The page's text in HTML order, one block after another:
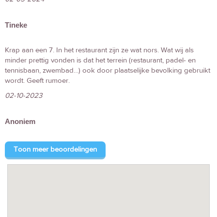
Tineke
Krap aan een 7. In het restaurant zijn ze wat nors. Wat wij als
minder prettig vonden is dat het terrein (restaurant, padel- en
tennisbaan, zwembad…) ook door plaatselijke bevolking gebruikt
wordt. Geeft rumoer.
02-10-2023
Anoniem
Toon meer beoordelingen